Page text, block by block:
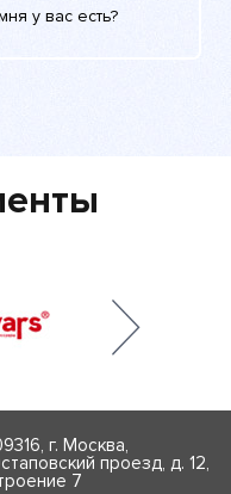
у вас есть?
г. Москва,
проезд, д. 12,
7